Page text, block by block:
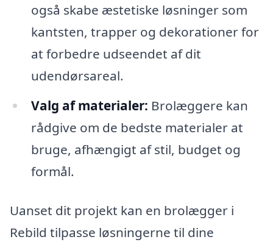
også skabe æstetiske løsninger som
kantsten, trapper og dekorationer for
at forbedre udseendet af dit
udendørsareal.
Valg af materialer: Brolæggere kan
rådgive om de bedste materialer at
bruge, afhængigt af stil, budget og
formål.
Uanset dit projekt kan en brolægger i
Rebild tilpasse løsningerne til dine